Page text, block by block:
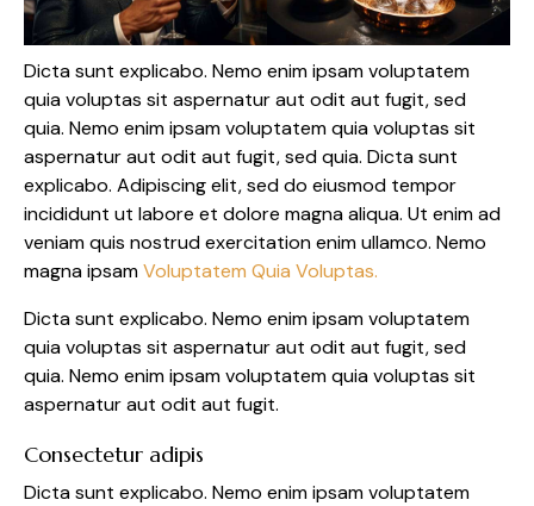
Dicta sunt explicabo. Nemo enim ipsam voluptatem
quia voluptas sit aspernatur aut odit aut fugit, sed
quia. Nemo enim ipsam voluptatem quia voluptas sit
aspernatur aut odit aut fugit, sed quia. Dicta sunt
explicabo. Adipiscing elit, sed do eiusmod tempor
incididunt ut labore et dolore magna aliqua. Ut enim ad
veniam quis nostrud exercitation enim ullamco. Nemo
magna ipsamVoluptatem Quia Voluptas.
Dicta sunt explicabo. Nemo enim ipsam voluptatem
quia voluptas sit aspernatur aut odit aut fugit, sed
quia. Nemo enim ipsam voluptatem quia voluptas sit
aspernatur aut odit aut fugit.
Consectetur adipis
Dicta sunt explicabo. Nemo enim ipsam voluptatem